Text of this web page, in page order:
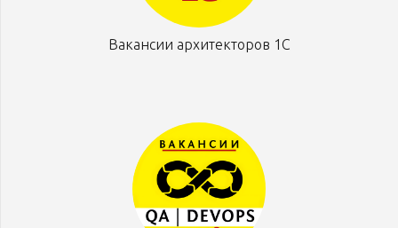
Вакансии архитекторов 1С